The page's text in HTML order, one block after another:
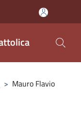
> Mauro Flavio